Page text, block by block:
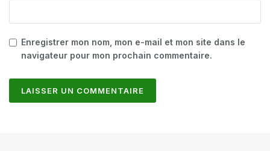
Enregistrer mon nom, mon e-mail et mon site dans le
navigateur pour mon prochain commentaire.